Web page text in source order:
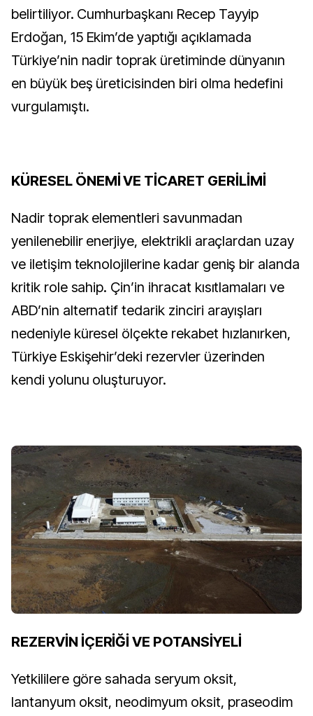
belirtiliyor. Cumhurbaşkanı Recep Tayyip
Erdoğan, 15 Ekim’de yaptığı açıklamada
Türkiye’nin nadir toprak üretiminde dünyanın
en büyük beş üreticisinden biri olma hedefini
vurgulamıştı.
KÜRESEL ÖNEMİ VE TİCARET GERİLİMİ
Nadir toprak elementleri savunmadan
yenilenebilir enerjiye, elektrikli araçlardan uzay
ve iletişim teknolojilerine kadar geniş bir alanda
kritik role sahip. Çin’in ihracat kısıtlamaları ve
ABD’nin alternatif tedarik zinciri arayışları
nedeniyle küresel ölçekte rekabet hızlanırken,
Türkiye Eskişehir’deki rezervler üzerinden
kendi yolunu oluşturuyor.
REZERVİN İÇERİĞİ VE POTANSİYELİ
Yetkililere göre sahada seryum oksit,
lantanyum oksit, neodimyum oksit, praseodim